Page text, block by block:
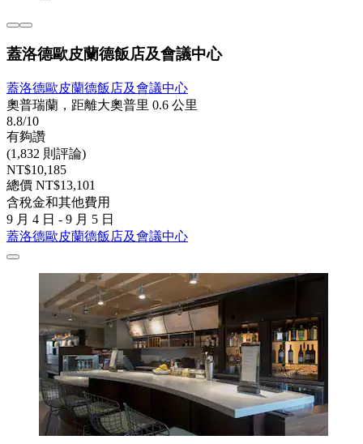
蓋洛德歐皮蘭德飯店及會議中心
蓋洛德歐皮蘭德飯店及會議中心
奧普瑞蘭，距離大奧普里 0.6 公里
8.8/10
有夠讚
(1,832 則評論)
NT$10,185
總價 NT$13,101
含稅金和其他費用
9 月 4 日 - 9 月 5 日
蓋洛德歐皮蘭德飯店及會議中心